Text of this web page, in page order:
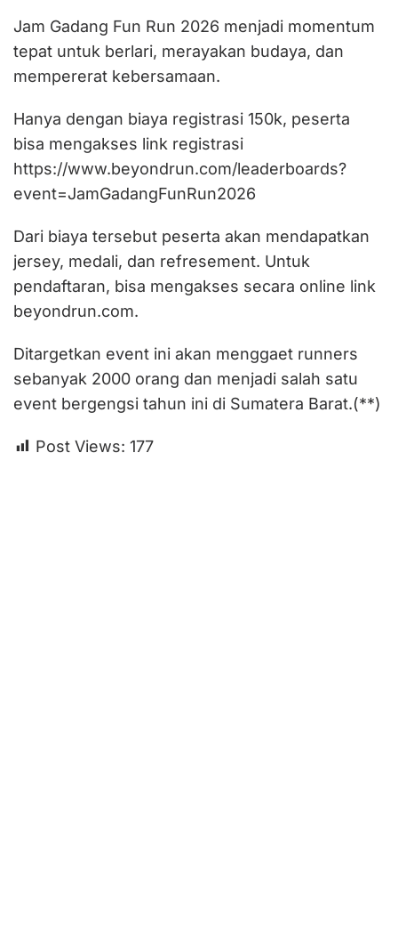
Jam Gadang Fun Run 2026 menjadi momentum
tepat untuk berlari, merayakan budaya, dan
mempererat kebersamaan.
Hanya dengan biaya registrasi 150k, peserta
bisa mengakses link registrasi
https://www.beyondrun.com/leaderboards?
event=JamGadangFunRun2026
Dari biaya tersebut peserta akan mendapatkan
jersey, medali, dan refresement. Untuk
pendaftaran, bisa mengakses secara online link
beyondrun.com.
Ditargetkan event ini akan menggaet runners
sebanyak 2000 orang dan menjadi salah satu
event bergengsi tahun ini di Sumatera Barat.(**)
Post Views: 177